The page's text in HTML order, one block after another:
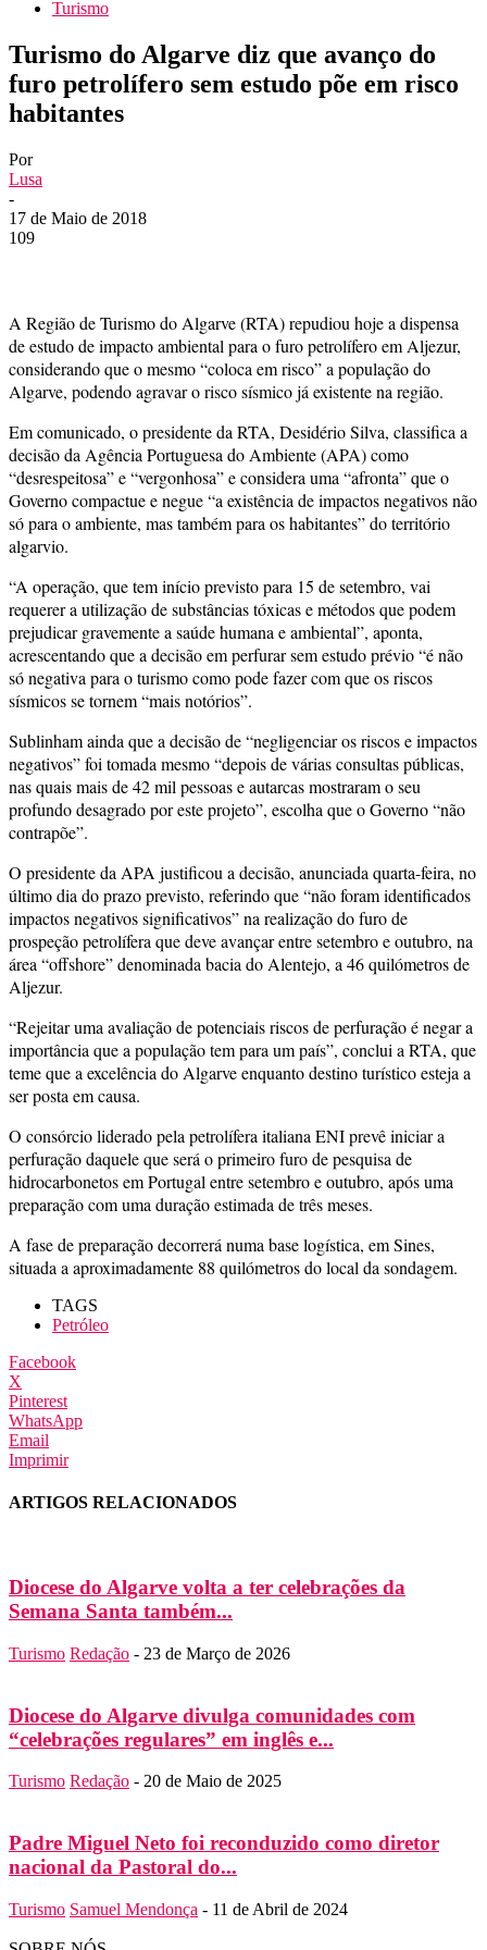
Turismo
Turismo do Algarve diz que avanço do
furo petrolífero sem estudo põe em risco
habitantes
Por
Lusa
-
17 de Maio de 2018
109
A Região de Turismo do Algarve (RTA) repudiou hoje a dispensa
de estudo de impacto ambiental para o furo petrolífero em Aljezur,
considerando que o mesmo “coloca em risco” a população do
Algarve, podendo agravar o risco sísmico já existente na região.
Em comunicado, o presidente da RTA, Desidério Silva, classifica a
decisão da Agência Portuguesa do Ambiente (APA) como
“desrespeitosa” e “vergonhosa” e considera uma “afronta” que o
Governo compactue e negue “a existência de impactos negativos não
só para o ambiente, mas também para os habitantes” do território
algarvio.
“A operação, que tem início previsto para 15 de setembro, vai
requerer a utilização de substâncias tóxicas e métodos que podem
prejudicar gravemente a saúde humana e ambiental”, aponta,
acrescentando que a decisão em perfurar sem estudo prévio “é não
só negativa para o turismo como pode fazer com que os riscos
sísmicos se tornem “mais notórios”.
Sublinham ainda que a decisão de “negligenciar os riscos e impactos
negativos” foi tomada mesmo “depois de várias consultas públicas,
nas quais mais de 42 mil pessoas e autarcas mostraram o seu
profundo desagrado por este projeto”, escolha que o Governo “não
contrapõe”.
O presidente da APA justificou a decisão, anunciada quarta-feira, no
último dia do prazo previsto, referindo que “não foram identificados
impactos negativos significativos” na realização do furo de
prospeção petrolífera que deve avançar entre setembro e outubro, na
área “offshore” denominada bacia do Alentejo, a 46 quilómetros de
Aljezur.
“Rejeitar uma avaliação de potenciais riscos de perfuração é negar a
importância que a população tem para um país”, conclui a RTA, que
teme que a excelência do Algarve enquanto destino turístico esteja a
ser posta em causa.
O consórcio liderado pela petrolífera italiana ENI prevê iniciar a
perfuração daquele que será o primeiro furo de pesquisa de
hidrocarbonetos em Portugal entre setembro e outubro, após uma
preparação com uma duração estimada de três meses.
A fase de preparação decorrerá numa base logística, em Sines,
situada a aproximadamente 88 quilómetros do local da sondagem.
TAGS
Petróleo
Facebook
X
Pinterest
WhatsApp
Email
Imprimir
ARTIGOS RELACIONADOS
Diocese do Algarve volta a ter celebrações da
Semana Santa também...
Turismo Redação - 23 de Março de 2026
Diocese do Algarve divulga comunidades com
“celebrações regulares” em inglês e...
Turismo Redação - 20 de Maio de 2025
Padre Miguel Neto foi reconduzido como diretor
nacional da Pastoral do...
Turismo Samuel Mendonça - 11 de Abril de 2024